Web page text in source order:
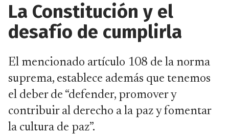
La Constitución y el
desafío de cumplirla
El mencionado artículo 108 de la norma
suprema, establece además que tenemos
el deber de “defender, promover y
contribuir al derecho a la paz y fomentar
la cultura de paz”.